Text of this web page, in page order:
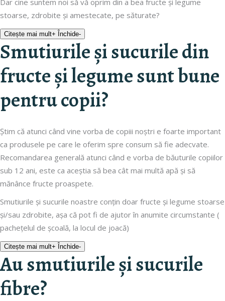
stoarse, zdrobite și amestecate, pe săturate?
Citește mai mult+ Închide-
Smutiurile și sucurile din
fructe și legume sunt bune
pentru copii?
Știm că atunci când vine vorba de copiii noștri e foarte important
ca produsele pe care le oferim spre consum să fie adecvate.
Recomandarea generală atunci când e vorba de băuturile copiilor
sub 12 ani, este ca aceștia să bea cât mai multă apă și să
mănânce fructe proaspete.
Smutiurile și sucurile noastre conțin doar fructe și legume stoarse
și/sau zdrobite, așa că pot fi de ajutor în anumite circumstante (
pachețelul de școală, la locul de joacă)
Citește mai mult+ Închide-
Au smutiurile și sucurile
fibre?